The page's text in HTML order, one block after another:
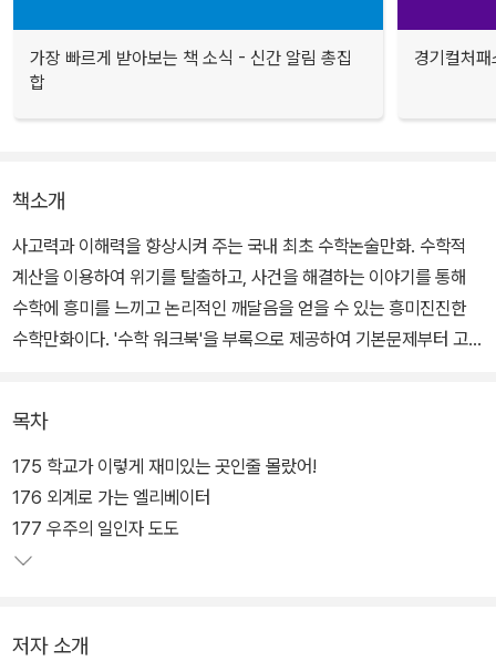
가장 빠르게 받아보는 책 소식 - 신간 알림 총집
합
경기컬처
책소개
사고력과 이해력을 향상시켜 주는 국내 최초 수학논술만화. 수학적
계산을 이용하여 위기를 탈출하고, 사건을 해결하는 이야기를 통해
수학에 흥미를 느끼고 논리적인 깨달음을 얻을 수 있는 흥미진진한
수학만화이다. '수학 워크북'을 부록으로 제공하여 기본문제부터 고난
목차
175 학교가 이렇게 재미있는 곳인줄 몰랐어!
176 외계로 가는 엘리베이터
177 우주의 일인자 도도
저자 소개